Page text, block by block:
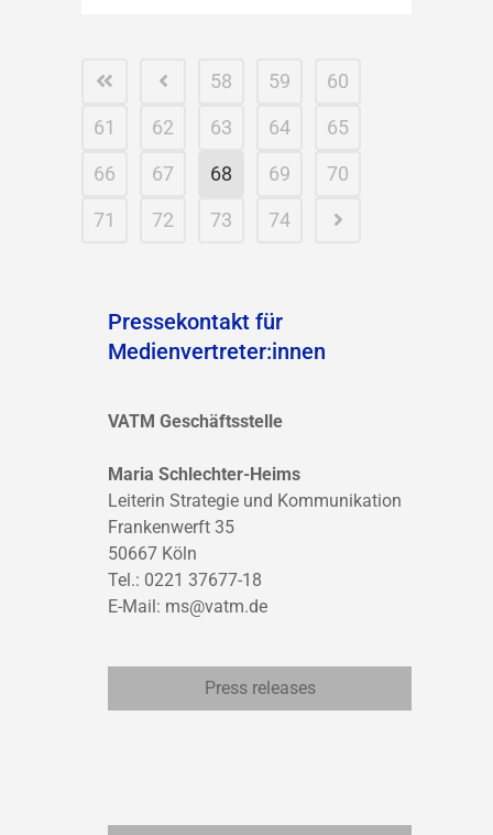
58 59
60
61
62 63 64
65
66
67 68 69
70
71
72 73 74
Pressekontakt für
Medienvertreter:innen
VATM Geschäftsstelle
Maria Schlechter-Heims
Leiterin Strategie und Kommunikation
Frankenwerft 35
50667 Köln
Tel.: 0221 37677-18
E-Mail: ms@vatm.de
Press releases